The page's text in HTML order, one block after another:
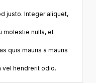
justo. Integer aliquet,
molestie nulla, et
quis mauris a mauris
vel hendrerit odio.